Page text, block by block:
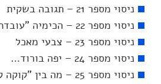
ניסוי מספר 21 – תגובה בשקית
ניסוי מספר 22 – הכימיה "עובדת"!
ניסוי מספר 23 – צבעי מאכל
ניסוי מספר 24 – יפה בורוד…
ניסוי מספר 25 – מה בין "קוקה קולה" לאבקת כביסה?